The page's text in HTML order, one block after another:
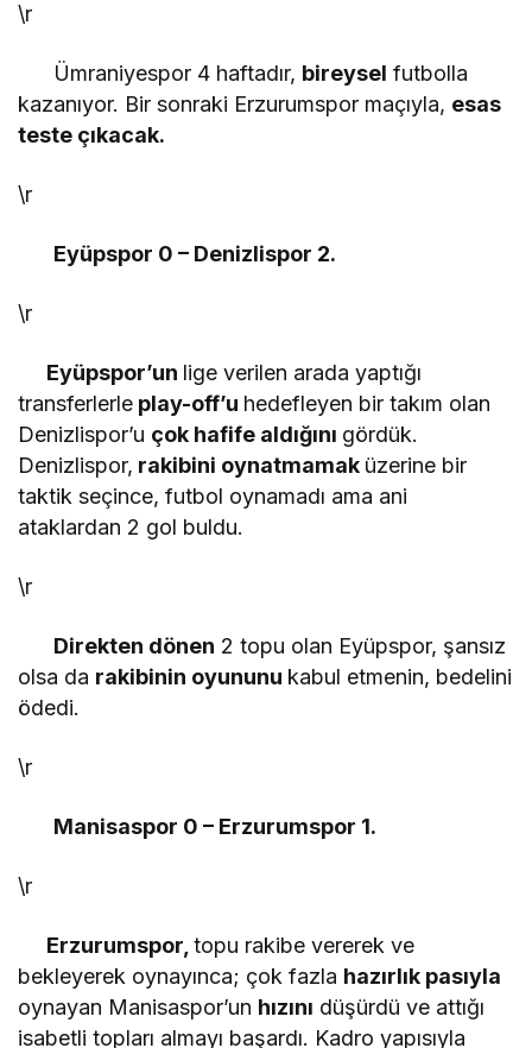
\r
Ümraniyespor 4 haftadır, bireysel futbolla
kazanıyor. Bir sonraki Erzurumspor maçıyla, esas
teste çıkacak.
\r
Eyüpspor 0 – Denizlispor 2.
\r
Eyüpspor’un lige verilen arada yaptığı
transferlerle play-off’u hedefleyen bir takım olan
Denizlispor’u çok hafife aldığını gördük.
Denizlispor, rakibini oynatmamak üzerine bir
taktik seçince, futbol oynamadı ama ani
ataklardan 2 gol buldu.
\r
Direkten dönen 2 topu olan Eyüpspor, şansız
olsa da rakibinin oyununu kabul etmenin, bedelini
ödedi.
\r
Manisaspor 0 – Erzurumspor 1.
\r
Erzurumspor,topu rakibe vererek ve
bekleyerek oynayınca; çok fazla hazırlık pasıyla
oynayan Manisaspor’un hızını düşürdü ve attığı
isabetli topları almayı başardı. Kadro yapısıyla